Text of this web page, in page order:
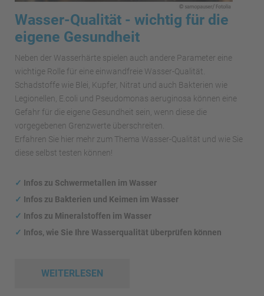
Wasser-Qualität - wichtig für die
eigene Gesundheit
Neben der Wasserhärte spielen auch andere Parameter eine
wichtige Rolle für eine einwandfreie Wasser-Qualität.
Schadstoffe wie Blei, Kupfer, Nitrat und auch Bakterien wie
Legionellen, E.coli und Pseudomonas aeruginosa können eine
Gefahr für die eigene Gesundheit sein, wenn diese die
vorgegebenen Grenzwerte überschreiten.
Erfahren Sie hier mehr zum Thema Wasser-Qualität und wie Sie
diese selbst testen können!
✓ Infos zu Schwermetallen im Wasser
✓ Infos zu Bakterien und Keimen im Wasser
✓ Infos zu Mineralstoffen im Wasser
✓ Infos, wie Sie Ihre Wasserqualität überprüfen können
WEITERLESEN